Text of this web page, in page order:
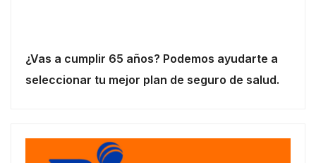
¿Vas a cumplir 65 años? Podemos ayudarte a
seleccionar tu mejor plan de seguro de salud.